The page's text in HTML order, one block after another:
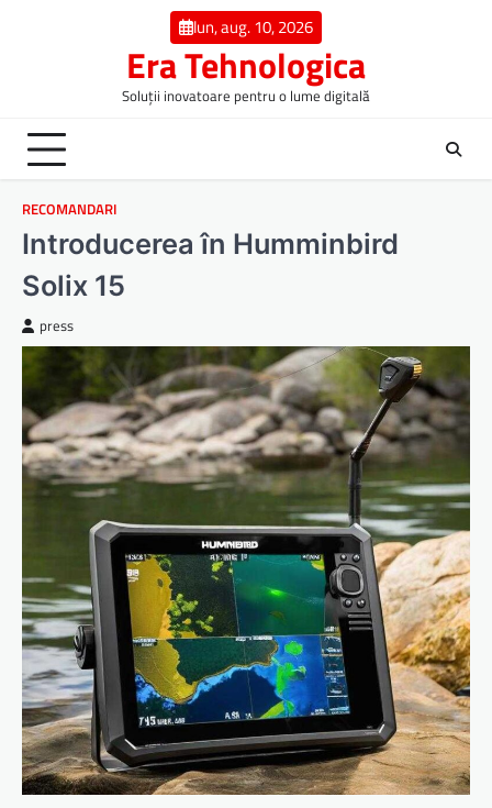
lun, aug. 10, 2026
Era Tehnologica
Soluții inovatoare pentru o lume digitală
RECOMANDARI
Introducerea în Humminbird
Solix 15
press